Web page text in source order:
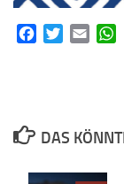
FacebookTwitterEmail
DAS